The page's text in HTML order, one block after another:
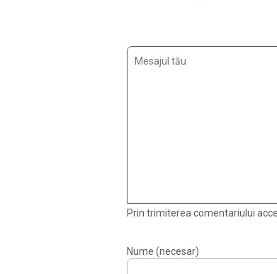
Prin trimiterea comentariului
Nume (necesar)